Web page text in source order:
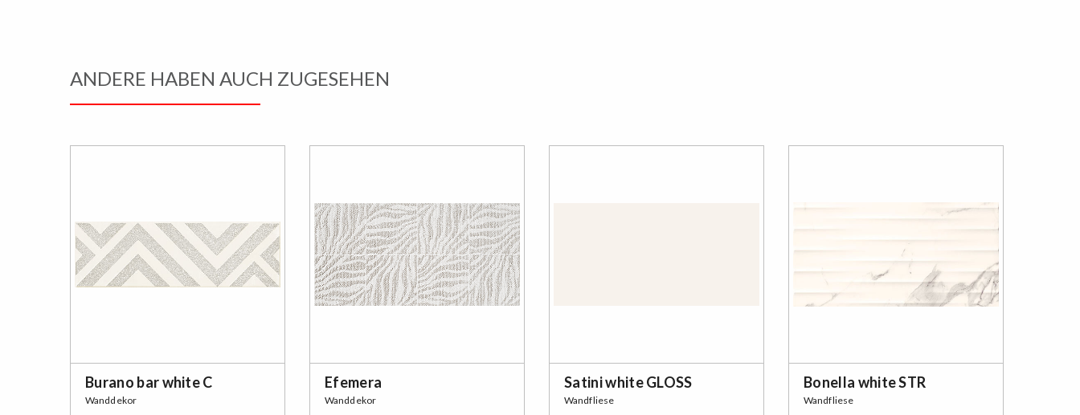
ANDERE HABEN AUCH ZUGESEHEN
Burano bar white C
Wanddekor
Efemera
Wanddekor
Satini white GLOSS
Wandfliese
Bonella white STR
Wandfliese